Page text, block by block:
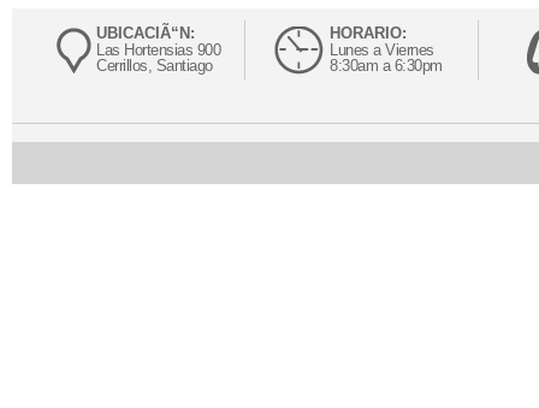
UBICACIÃ“N:
Las Hortensias 900
Cerrillos, Santiago
HORARIO:
Lunes a Viernes
8:30am a 6:30pm